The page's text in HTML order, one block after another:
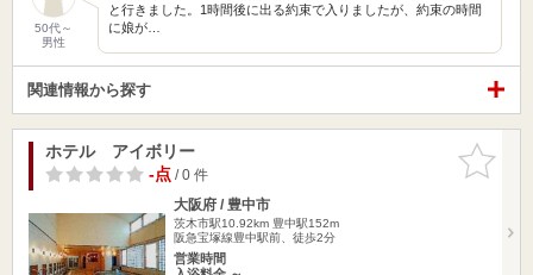
50代～
男性
と行きました。1時間後に出る約束で入りましたが、約束の時間
に娘が…
関連情報から探す
お気に入
りに追加
ホテル アイボリー
-点/ 0 件
大阪府 / 豊中市
茨木市駅10.92km 豊中駅152m
阪急宝塚線豊中駅前、徒歩2分
営業時間